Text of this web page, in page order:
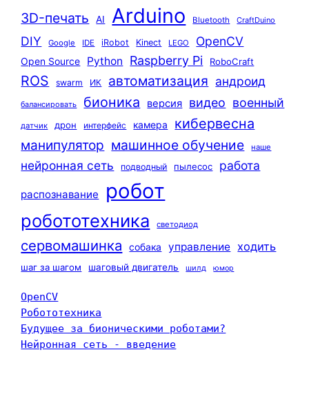
3D-печать AI Arduino Bluetooth CraftDuino
DIY Google IDE iRobot Kinect LEGO OpenCV
Open Source Python Raspberry Pi RoboCraft
ROS swarm ИК автоматизация андроид
балансировать бионика версия видео военный
датчик дрон интерфейс камера кибервесна
манипулятор машинное обучение наше
нейронная сеть подводный пылесос работа
распознавание робот
робототехника светодиод
сервомашинка собака управление ходить
шаг за шагом шаговый двигатель шилд юмор
OpenCV
Робототехника
Будущее за бионическими роботами?
Нейронная сеть - введение